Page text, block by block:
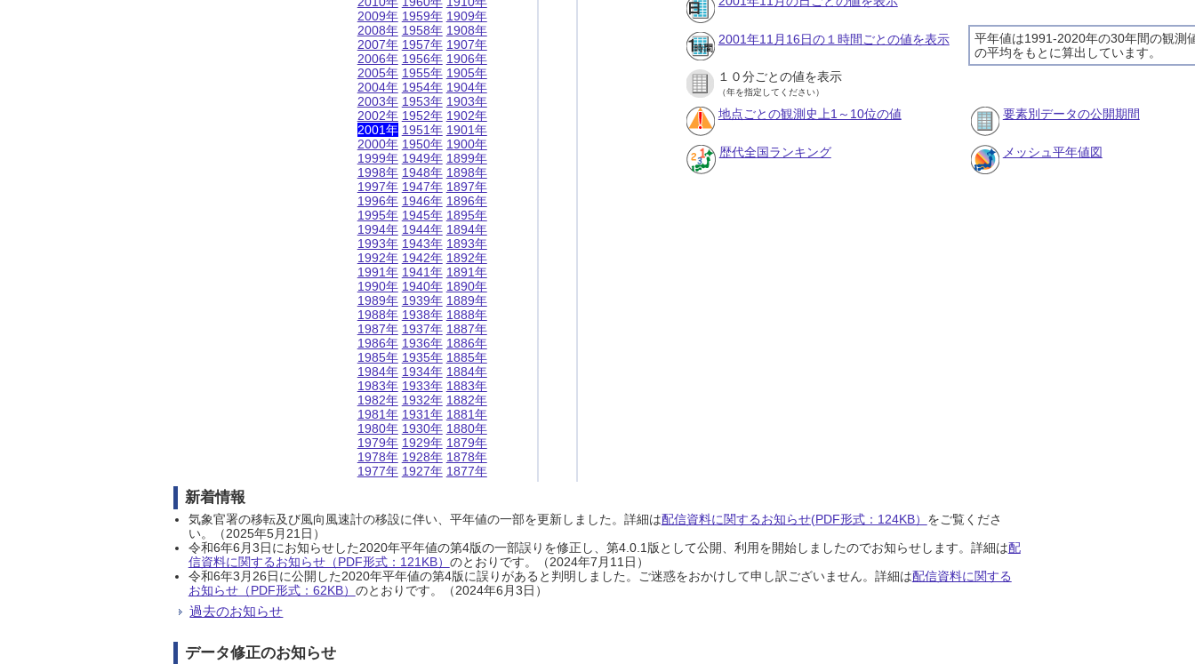
2009年
2008年
2007年
2006年
2005年
2004年
2003年
2002年
2001年
2000年
1999年
1998年
1997年
1996年
1995年
1994年
1993年
1992年
1991年
1990年
1989年
1988年
1987年
1986年
1985年
1984年
1983年
1982年
1981年
1980年
1979年
1978年
1977年
1959年
1958年
1957年
1956年
1955年
1954年
1953年
1952年
1951年
1950年
1949年
1948年
1947年
1946年
1945年
1944年
1943年
1942年
1941年
1940年
1939年
1938年
1937年
1936年
1935年
1934年
1933年
1932年
1931年
1930年
1929年
1928年
1927年
1909年
1908年
1907年
1906年
1905年
1904年
1903年
1902年
1901年
1900年
1899年
1898年
1897年
1896年
1895年
1894年
1893年
1892年
1891年
1890年
1889年
1888年
1887年
1886年
1885年
1884年
1883年
1882年
1881年
1880年
1879年
1878年
1877年
平年値は1991-2020年の30年間の観測
の平均をもとに算出しています。
2001年11月16日の１時間ごとの値を表示
１０分ごとの値を表示
（年を指定してください）
地点ごとの観測史上1～10位の値 要素別データの公開期間
歴代全国ランキング メッシュ平年値図
新着情報
気象官署の移転及び風向風速計の移設に伴い、平年値の一部を更新しました。詳細は配信資料に関するお知らせ(PDF形式：124KB） をご覧くださ
い。（2025年5月21日）
令和6年6月3日にお知らせした2020年平年値の第4版の一部誤りを修正し、第4.0.1版として公開、利用を開始しましたのでお知らせします。詳細は配
信資料に関するお知らせ（PDF形式：121KB） のとおりです。（2024年7月11日）
令和6年3月26日に公開した2020年平年値の第4版に誤りがあると判明しました。ご迷惑をおかけして申し訳ございません。詳細は配信資料に関する
お知らせ（PDF形式：62KB） のとおりです。（2024年6月3日）
過去のお知らせ
データ修正のお知らせ